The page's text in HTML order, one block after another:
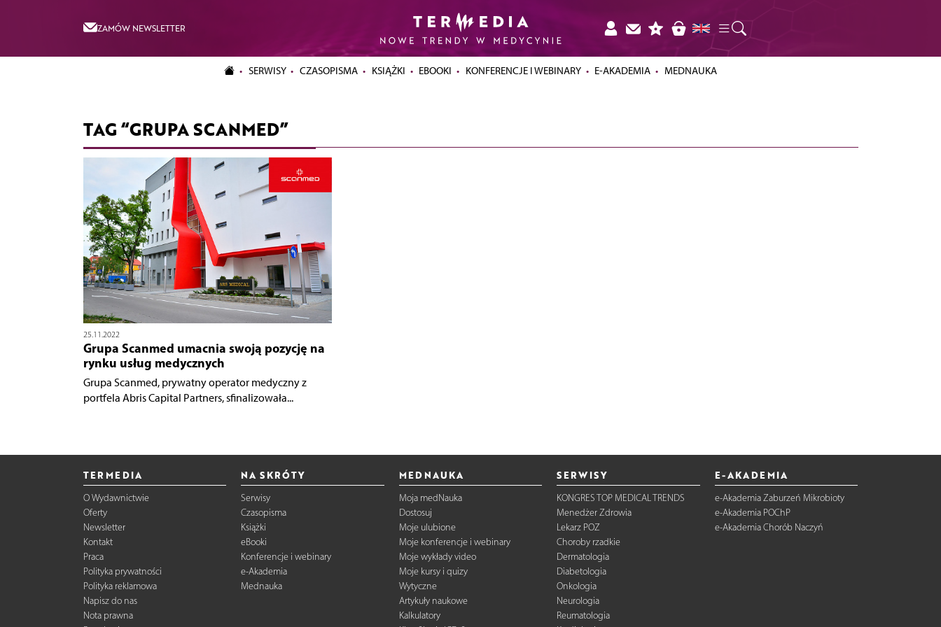
ZAMÓW NEWSLETTER
SERWISY CZASOPISMA KSIĄŻKI EBOOKI KONFERENCJE I WEBINARY E-AKADEMIA MEDNAUKA
TAG “GRUPA SCANMED”
25.11.2022
Grupa Scanmed umacnia swoją pozycję na
rynku usług medycznych
Grupa Scanmed, prywatny operator medyczny z
portfela Abris Capital Partners, sfinalizowała...
TERMEDIA
O Wydawnictwie
Oferty
Newsletter
Kontakt
Praca
Polityka prywatności
Polityka reklamowa
Napisz do nas
Nota prawna
NA SKRÓTY
Serwisy
Czasopisma
Książki
eBooki
Konferencje i webinary
e-Akademia
Mednauka
MEDNAUKA
Moja medNauka
Dostosuj
Moje ulubione
Moje konferencje i webinary
Moje wykłady video
Moje kursy i quizy
Wytyczne
Artykuły naukowe
Kalkulatory
SERWISY
KONGRES TOP MEDICAL TRENDS
Menedżer Zdrowia
Lekarz POZ
Choroby rzadkie
Dermatologia
Diabetologia
Onkologia
Neurologia
Reumatologia
E-AKADEMIA
e-Akademia Zaburzeń Mikrobioty
e-Akademia POChP
e-Akademia Chorób Naczyń